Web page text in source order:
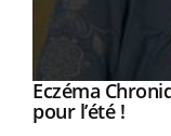
Youtube
Eczéma
pour l’été !